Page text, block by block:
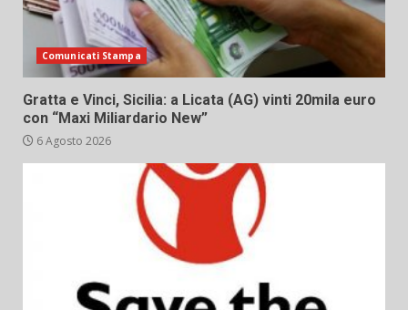
Comunicati Stampa
Gratta e Vinci, Sicilia: a Licata (AG) vinti 20mila euro
con “Maxi Miliardario New”
6 Agosto 2026